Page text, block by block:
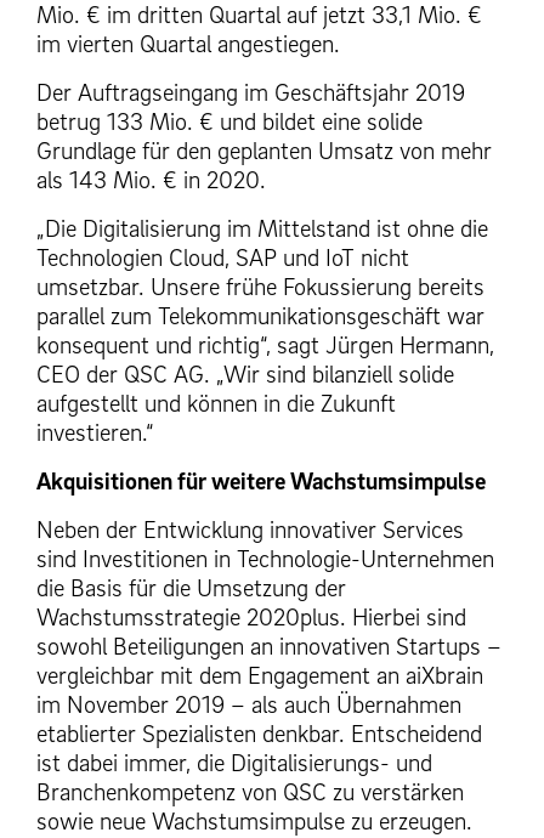
Mio. € im dritten Quartal auf jetzt 33,1 Mio. €
im vierten Quartal angestiegen.
Der Auftragseingang im Geschäftsjahr 2019
betrug 133 Mio. € und bildet eine solide
Grundlage für den geplanten Umsatz von mehr
als 143 Mio. € in 2020.
„Die Digitalisierung im Mittelstand ist ohne die
Technologien Cloud, SAP und IoT nicht
umsetzbar. Unsere frühe Fokussierung bereits
parallel zum Telekommunikationsgeschäft war
konsequent und richtig“, sagt Jürgen Hermann,
CEO der QSC AG. „Wir sind bilanziell solide
aufgestellt und können in die Zukunft
investieren.“
Akquisitionen für weitere Wachstumsimpulse
Neben der Entwicklung innovativer Services
sind Investitionen in Technologie-Unternehmen
die Basis für die Umsetzung der
Wachstumsstrategie 2020plus. Hierbei sind
sowohl Beteiligungen an innovativen Startups –
vergleichbar mit dem Engagement an aiXbrain
im November 2019 – als auch Übernahmen
etablierter Spezialisten denkbar. Entscheidend
ist dabei immer, die Digitalisierungs- und
Branchenkompetenz von QSC zu verstärken
sowie neue Wachstumsimpulse zu erzeugen.